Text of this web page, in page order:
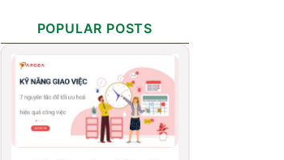
POPULAR POSTS